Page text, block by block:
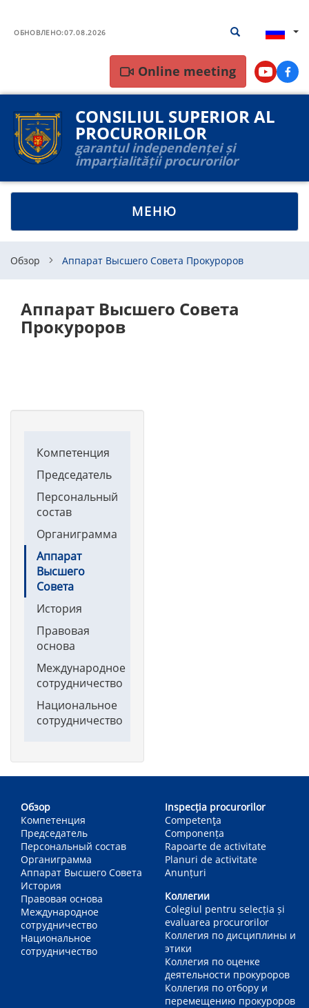
ОБНОВЛЕНО:07.08.2026
поиска
Результаты
Online meeting Youtube
CONSILIUL SUPERIOR AL
PROCURORILOR
garantul independenței și
imparțialității procurorilor
TOGGLE
NAVIGATION
МЕНЮ
Обзор Аппарат Высшего Совета Прокуроров
Аппарат Высшего Совета
Прокуроров
navigation
Компетенция
Председатель
Персональный
состав
Органиграмма
Аппарат
Высшего
Совета
История
Правовая
основа
Международное
сотрудничество
Национальное
сотрудничество
navigation
Обзор
Компетенция
Председатель
Персональный состав
Органиграмма
Аппарат Высшего Совета
История
Правовая основа
Международное
сотрудничество
Национальное
сотрудничество
Inspecția procurorilor
Competenţa
Componența
Rapoarte de activitate
Planuri de activitate
Anunțuri
Коллегии
Colegiul pentru selecția și
evaluarea procurorilor
Коллегия по дисциплины и
этики
Коллегия по оценке
деятельности прокуроров
Коллегия по отбору и
перемещению прокуроров